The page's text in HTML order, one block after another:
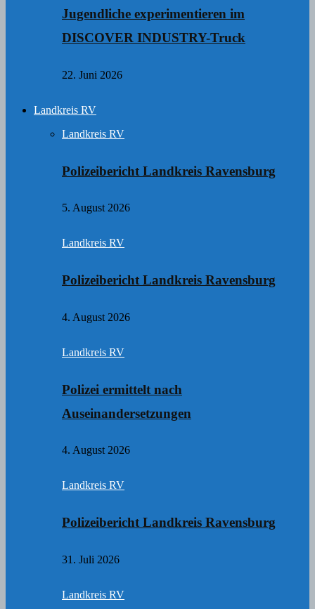
Jugendliche experimentieren im
DISCOVER INDUSTRY-Truck
22. Juni 2026
Landkreis RV
Landkreis RV
Polizeibericht Landkreis Ravensburg
5. August 2026
Landkreis RV
Polizeibericht Landkreis Ravensburg
4. August 2026
Landkreis RV
Polizei ermittelt nach
Auseinandersetzungen
4. August 2026
Landkreis RV
Polizeibericht Landkreis Ravensburg
31. Juli 2026
Landkreis RV